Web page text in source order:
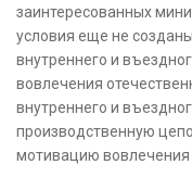
заинтересованных
условия еще не
внутреннего и
вовлечения
внутреннего и
производственную
мотивацию вовлечения